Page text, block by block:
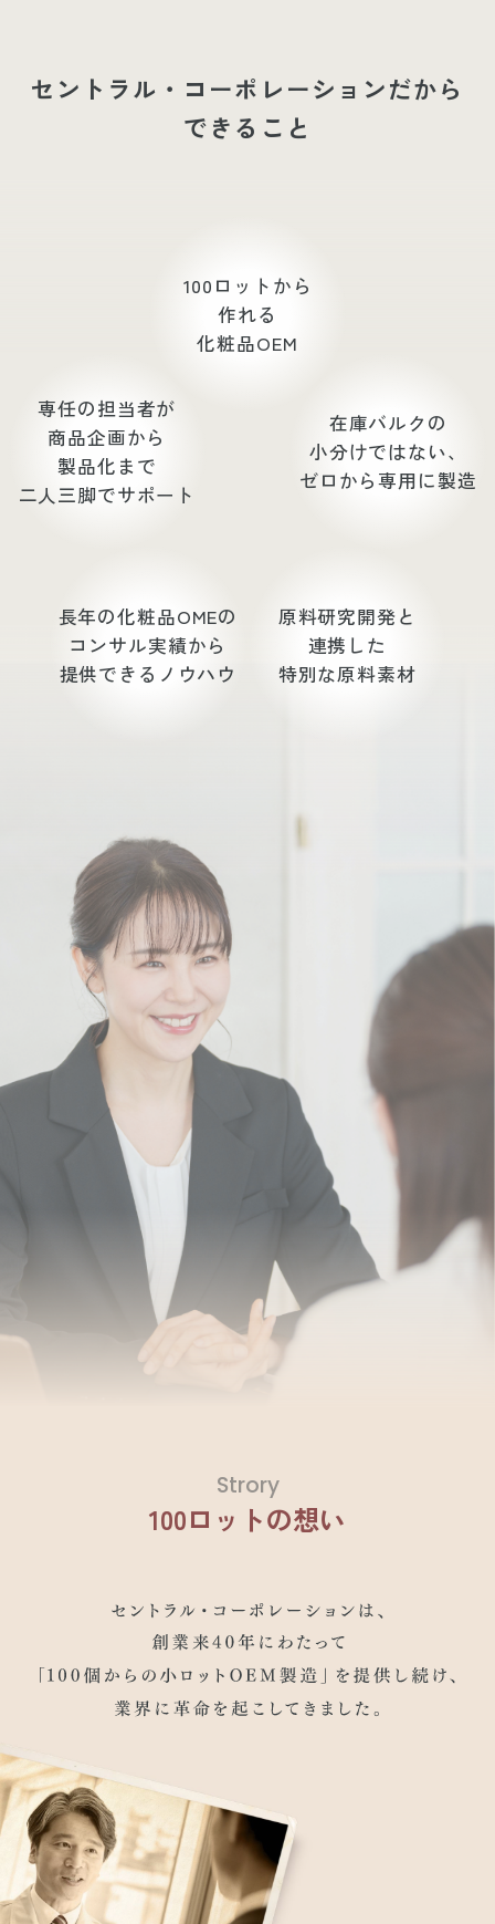
セントラル・コーポレーションだから
できること
100ロットから
作れる
化粧品OEM
在庫バルクの
小分けではない、
ゼロから専用に製造
原料研究開発と
連携した
特別な原料素材
長年の化粧品OMEの
コンサル実績から
提供できるノウハウ
専任の担当者が
商品企画から
製品化まで
二人三脚でサポート
Strory
100ロットの想い